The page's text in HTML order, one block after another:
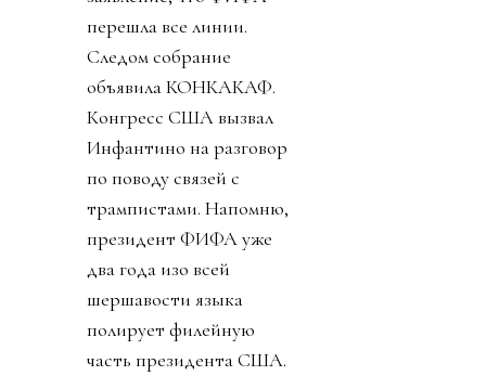
перешла все линии.
Следом собрание
объявила КОНКАКАФ.
Конгресс США вызвал
Инфантино на разговор
по поводу связей с
трампистами. Напомню,
президент ФИФА уже
два года изо всей
шершавости языка
полирует филейную
часть президента США.